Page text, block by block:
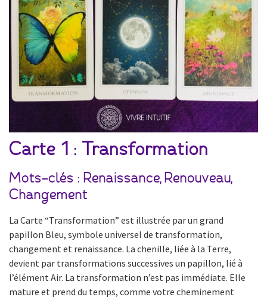
Carte 1 : Transformation
Mots-clés : Renaissance, Renouveau,
Changement
La Carte “Transformation” est illustrée par un grand
papillon Bleu, symbole universel de transformation,
changement et renaissance. La chenille, liée à la Terre,
devient par transformations successives un papillon, lié à
l’élément Air. La transformation n’est pas immédiate. Elle
mature et prend du temps, comme votre cheminement